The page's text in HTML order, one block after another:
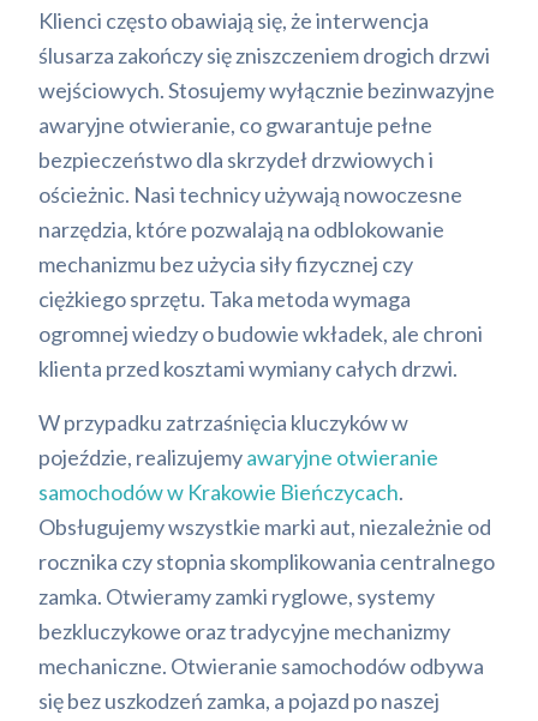
Klienci często obawiają się, że interwencja
ślusarza zakończy się zniszczeniem drogich drzwi
wejściowych. Stosujemy wyłącznie bezinwazyjne
awaryjne otwieranie, co gwarantuje pełne
bezpieczeństwo dla skrzydeł drzwiowych i
ościeżnic. Nasi technicy używają nowoczesne
narzędzia, które pozwalają na odblokowanie
mechanizmu bez użycia siły fizycznej czy
ciężkiego sprzętu. Taka metoda wymaga
ogromnej wiedzy o budowie wkładek, ale chroni
klienta przed kosztami wymiany całych drzwi.
W przypadku zatrzaśnięcia kluczyków w
pojeździe, realizujemyawaryjne otwieranie
samochodów w Krakowie Bieńczycach.
Obsługujemy wszystkie marki aut, niezależnie od
rocznika czy stopnia skomplikowania centralnego
zamka. Otwieramy zamki ryglowe, systemy
bezkluczykowe oraz tradycyjne mechanizmy
mechaniczne. Otwieranie samochodów odbywa
się bez uszkodzeń zamka, a pojazd po naszej